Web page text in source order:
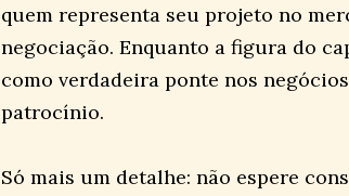
quem representa seu projeto no
negociação. Enquanto a figura do
como verdadeira ponte nos
patrocínio.
Só mais um detalhe: não espere